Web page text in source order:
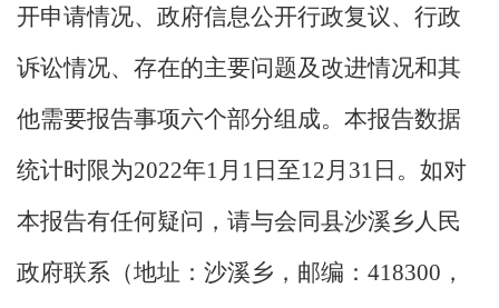
开申请情况、政府信息公开行政复议、行政
诉讼情况、存在的主要问题及改进情况和其
他需要报告事项六个部分组成。本报告数据
统计时限为2022年1月1日至12月31日。如对
本报告有任何疑问，请与会同县沙溪乡人民
政府联系（地址：沙溪乡，邮编：418300，